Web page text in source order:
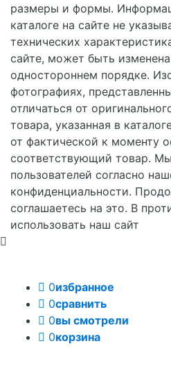
размеры и формы.
каталоге на сайте не
технических
сайте, может быть
одностороннем порядке.
фотографиях,
отличаться от
товара, указанная в
от фактической к моменту
соответствующий товар.
пользователей согласно
конфиденциальности.
соглашаетесь на это. В
использовать наш сайт
0избранное
0сравнить
0вы смотрели
0корзина